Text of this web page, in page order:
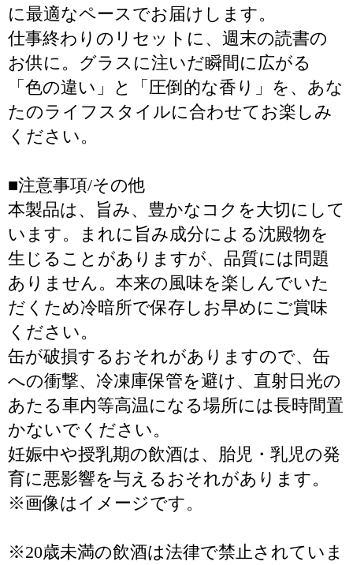
に最適なペースでお届けします。
仕事終わりのリセットに、週末の読書の
お供に。グラスに注いだ瞬間に広がる
「色の違い」と「圧倒的な香り」を、あな
たのライフスタイルに合わせてお楽しみ
ください。
■注意事項/その他
本製品は、旨み、豊かなコクを大切にして
います。まれに旨み成分による沈殿物を
生じることがありますが、品質には問題
ありません。本来の風味を楽しんでいた
だくため冷暗所で保存しお早めにご賞味
ください。
缶が破損するおそれがありますので、缶
への衝撃、冷凍庫保管を避け、直射日光の
あたる車内等高温になる場所には長時間置
かないでください。
妊娠中や授乳期の飲酒は、胎児・乳児の発
育に悪影響を与えるおそれがあります。
※画像はイメージです。
※20歳未満の飲酒は法律で禁止されていま